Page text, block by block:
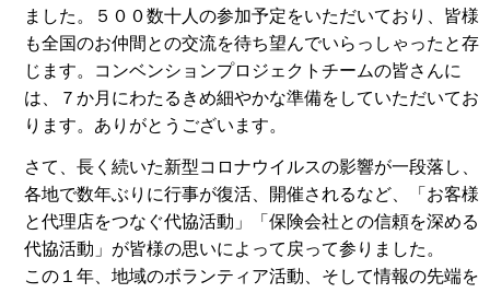
ました。５００数十人の参加予定をいただいており、皆様
も全国のお仲間との交流を待ち望んでいらっしゃったと存
じます。コンベンションプロジェクトチームの皆さんに
は、７か月にわたるきめ細やかな準備をしていただいてお
ります。ありがとうございます。
さて、長く続いた新型コロナウイルスの影響が一段落し、
各地で数年ぶりに行事が復活、開催されるなど、「お客様
と代理店をつなぐ代協活動」「保険会社との信頼を深める
代協活動」が皆様の思いによって戻って参りました。
この１年、地域のボランティア活動、そして情報の先端を